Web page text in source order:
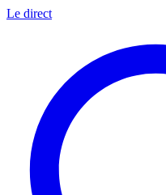
Le direct